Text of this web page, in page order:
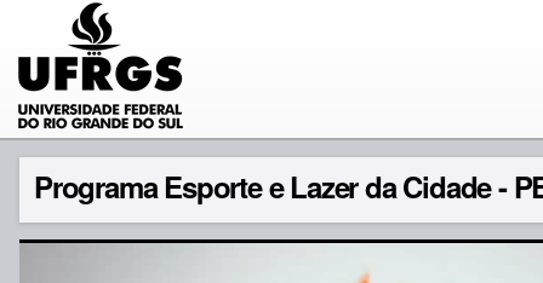
Programa Esporte e Lazer da Cidade -